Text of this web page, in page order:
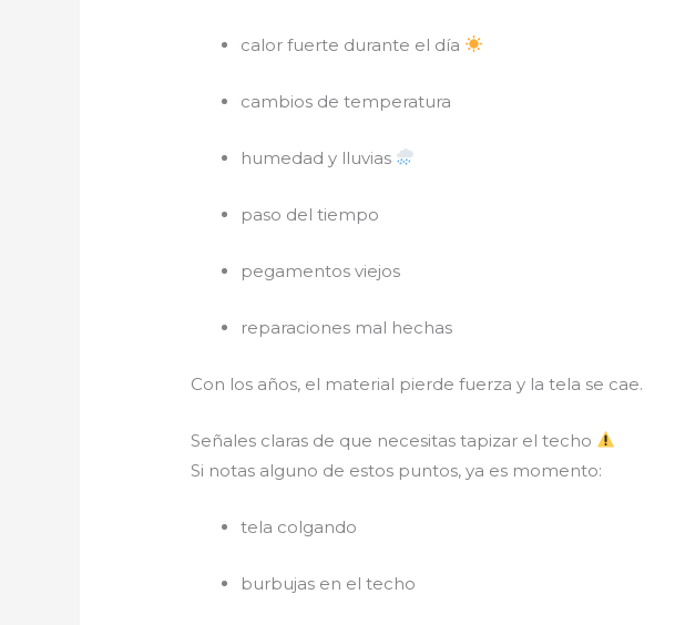
calor fuerte durante el día
cambios de temperatura
humedad y lluvias
paso del tiempo
pegamentos viejos
reparaciones mal hechas
Con los años, el material pierde fuerza y la tela se cae.
Señales claras de que necesitas tapizar el techo
Si notas alguno de estos puntos, ya es momento:
tela colgando
burbujas en el techo